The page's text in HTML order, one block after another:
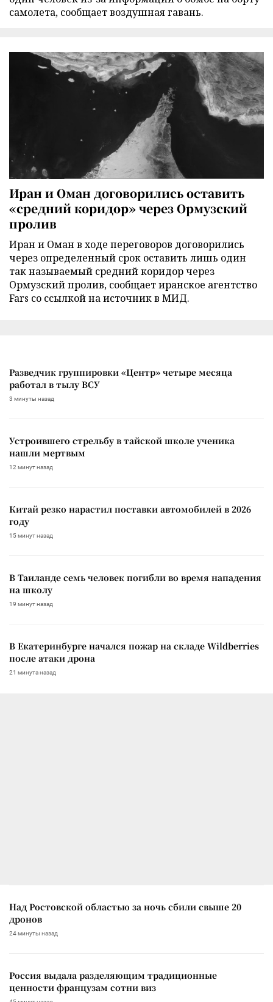
самолета, сообщает воздушная гавань.
Иран и Оман договорились оставить
«средний коридор» через Ормузский
пролив
Иран и Оман в ходе переговоров договорились
через определенный срок оставить лишь один
так называемый средний коридор через
Ормузский пролив, сообщает иранское агентство
Fars со ссылкой на источник в МИД.
Разведчик группировки «Центр» четыре месяца
работал в тылу ВСУ
3 минуты назад
Устроившего стрельбу в тайской школе ученика
нашли мертвым
12 минут назад
Китай резко нарастил поставки автомобилей в 2026
году
15 минут назад
В Таиланде семь человек погибли во время нападения
на школу
19 минут назад
В Екатеринбурге начался пожар на складе Wildberries
после атаки дрона
21 минута назад
Над Ростовской областью за ночь сбили свыше 20
дронов
24 минуты назад
Россия выдала разделяющим традиционные
ценности французам сотни виз